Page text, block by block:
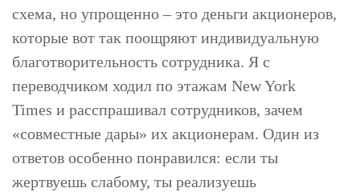
схема, но упрощенно – это деньги акционеров,
которые вот так поощряют индивидуальную
благотворительность сотрудника. Я с
переводчиком ходил по этажам New York
Times и расспрашивал сотрудников, зачем
«совместные дары» их акционерам. Один из
ответов особенно понравился: если ты
жертвуешь слабому, ты реализуешь